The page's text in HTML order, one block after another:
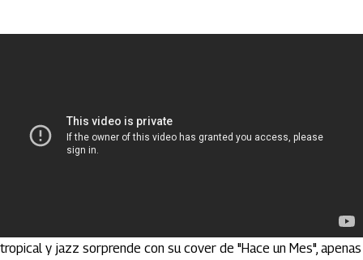
quienes fusionan la cumbia, rock, música
tropical y jazz sorprende con su cover de "Hace un Mes", apenas